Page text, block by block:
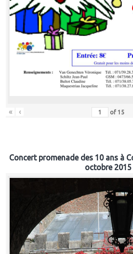
« ‹ of 15
Concert promenade des 10 ans à
octobre 2015